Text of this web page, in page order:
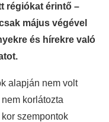
régiókat érintő –
május végével
és hírekre való
alapján nem volt
korlátozta
szempontok